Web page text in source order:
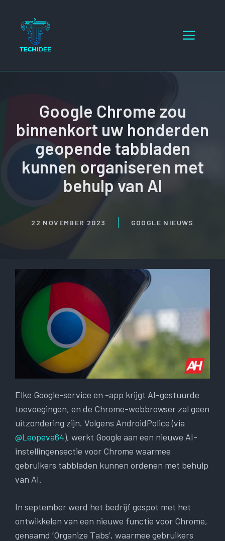
inhoud
Menu
Google Chrome zou
binnenkort uw honderden
geopende tabbladen
kunnen organiseren met
behulp van AI
22 NOVEMBER 2023 GOOGLE NIEUWS
Elke Google-service en -app krijgt AI-gestuurde
toevoegingen, en de Chrome-webbrowser zal geen
uitzondering zijn. Volgens AndroidPolice (via
@Leopeva64), werkt Google aan een nieuwe AI-
instellingensectie voor Chrome waarmee
gebruikers tabbladen kunnen ordenen met behulp
van AI.
In september werd het bedrijf gespot met het
ontwikkelen van een nieuwe functie voor Chrome,
genaamd ‘Organize Tabs’, waarmee gebruikers